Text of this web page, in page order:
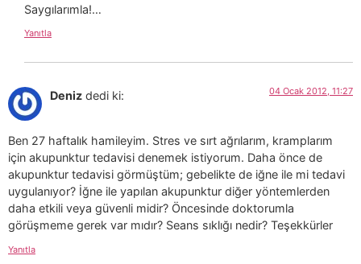
Saygılarımla!…
Yanıtla
Deniz dedi ki: 04 Ocak 2012, 11:27
Ben 27 haftalık hamileyim. Stres ve sırt ağrılarım, kramplarım
için akupunktur tedavisi denemek istiyorum. Daha önce de
akupunktur tedavisi görmüştüm; gebelikte de iğne ile mi tedavi
uygulanıyor? İğne ile yapılan akupunktur diğer yöntemlerden
daha etkili veya güvenli midir? Öncesinde doktorumla
görüşmeme gerek var mıdır? Seans sıklığı nedir? Teşekkürler
Yanıtla